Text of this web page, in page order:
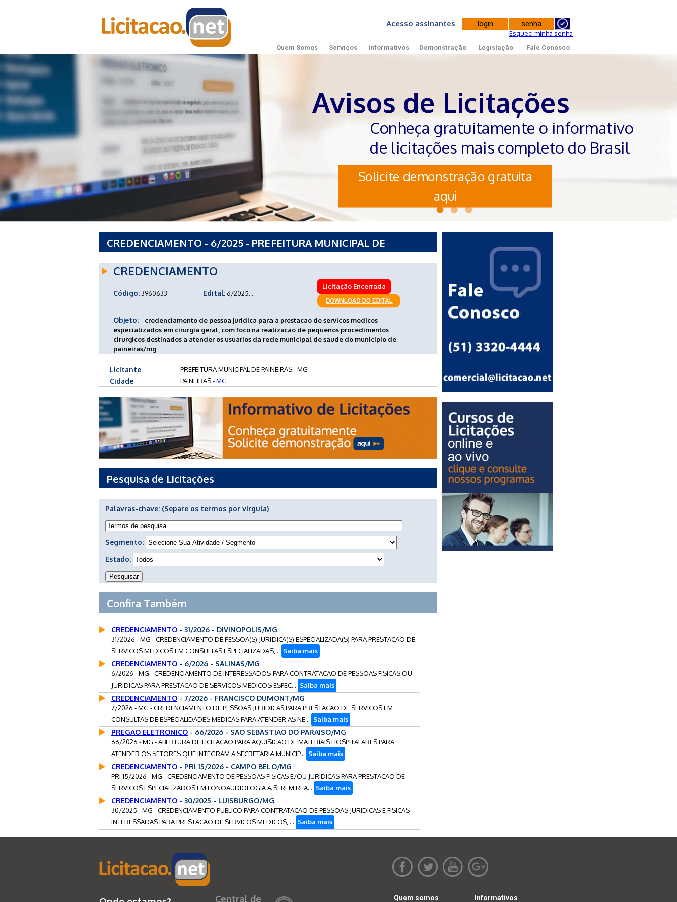
Acesso assinantes
Esqueci minha senha
Quem Somos Serviços Informativos Demonstração Legislação Fale Conosco
Avisos de Licitações
Conheça gratuitamente o informativo
de licitações mais completo do Brasil
Solicite demonstração gratuita
aqui
CREDENCIAMENTO - 6/2025 - PREFEITURA MUNICIPAL DE
CREDENCIAMENTO
Código:3960633 Edital: 6/2025...
Licitação Encerrada
Objeto:
credenciamento de pessoa juridica para a prestacao de servicos medicos
especializados em cirurgia geral, com foco na realizacao de pequenos procedimentos
cirurgicos destinados a atender os usuarios da rede municipal de saude do municipio de
paineiras/mg
Licitante PREFEITURA MUNICIPAL DE PAINEIRAS - MG
Cidade PAINEIRAS -MG
Pesquisa de Licitações
Palavras-chave: (Separe os termos por virgula)
Segmento:
Estado:
Confira Também
CREDENCIAMENTO - 31/2026 - DIVINOPOLIS/MG
31/2026 - MG - CREDENCIAMENTO DE PESSOA(S) JURIDICA(S) ESPECIALIZADA(S) PARA PRESTACAO DE
SERVICOS MEDICOS EM CONSULTAS ESPECIALIZADAS,... Saiba mais
CREDENCIAMENTO - 6/2026 - SALINAS/MG
6/2026 - MG - CREDENCIAMENTO DE INTERESSADOS PARA CONTRATACAO DE PESSOAS FISICAS OU
JURIDICAS PARA PRESTACAO DE SERVICOS MEDICOS ESPEC... Saiba mais
CREDENCIAMENTO - 7/2026 - FRANCISCO DUMONT/MG
7/2026 - MG - CREDENCIAMENTO DE PESSOAS JURIDICAS PARA PRESTACAO DE SERVICOS EM
CONSULTAS DE ESPECIALIDADES MEDICAS PARA ATENDER AS NE... Saiba mais
PREGAO ELETRONICO - 66/2026 - SAO SEBASTIAO DO PARAISO/MG
66/2026 - MG - ABERTURA DE LICITACAO PARA AQUISICAO DE MATERIAIS HOSPITALARES PARA
ATENDER OS SETORES QUE INTEGRAM A SECRETARIA MUNICIP... Saiba mais
CREDENCIAMENTO - PRI 15/2026 - CAMPO BELO/MG
PRI 15/2026 - MG - CREDENCIAMENTO DE PESSOAS FISICAS E/OU JURIDICAS PARA PRESTACAO DE
SERVICOS ESPECIALIZADOS EM FONOAUDIOLOGIA A SEREM REA... Saiba mais
CREDENCIAMENTO - 30/2025 - LUISBURGO/MG
30/2025 - MG - CREDENCIAMENTO PUBLICO PARA CONTRATACAO DE PESSOAS JURIDICAS E FISICAS
INTERESSADAS PARA PRESTACAO DE SERVICOS MEDICOS, ... Saiba mais
Central de Quem somos Informativos